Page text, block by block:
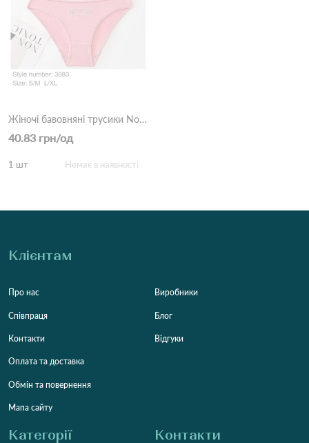
Жіночі бавовняні трусики Nostalgia 3083 12с Різні кольори
40.83 грн/од
1 шт Немає в наявності
Клієнтам
Про нас
Співпраця
Контакти
Оплата та доставка
Обмін та повернення
Мапа сайту
Виробники
Блог
Відгуки
Категорії Контакти